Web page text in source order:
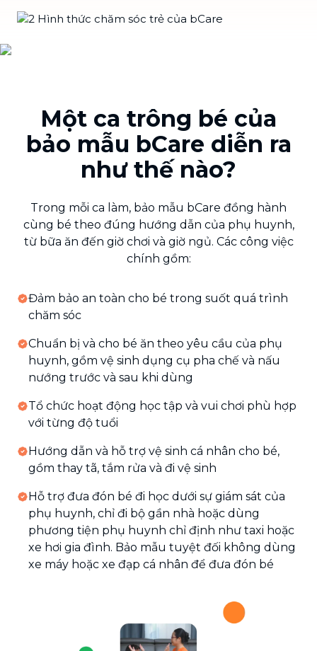
Một ca trông bé của
bảo mẫu bCare diễn ra
như thế nào?
Trong mỗi ca làm, bảo mẫu bCare đồng hành
cùng bé theo đúng hướng dẫn của phụ huynh,
từ bữa ăn đến giờ chơi và giờ ngủ. Các công việc
chính gồm:
Đảm bảo an toàn cho bé trong suốt quá trình
chăm sóc
Chuẩn bị và cho bé ăn theo yêu cầu của phụ
huynh, gồm vệ sinh dụng cụ pha chế và nấu
nướng trước và sau khi dùng
Tổ chức hoạt động học tập và vui chơi phù hợp
với từng độ tuổi
Hướng dẫn và hỗ trợ vệ sinh cá nhân cho bé,
gồm thay tã, tắm rửa và đi vệ sinh
Hỗ trợ đưa đón bé đi học dưới sự giám sát của
phụ huynh, chỉ đi bộ gần nhà hoặc dùng
phương tiện phụ huynh chỉ định như taxi hoặc
xe hơi gia đình. Bảo mẫu tuyệt đối không dùng
xe máy hoặc xe đạp cá nhân để đưa đón bé